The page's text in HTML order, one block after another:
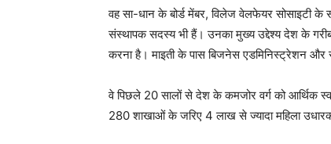
वह सा-धान के बोर्ड मेंबर, विलेज वेलफेयर सोसाइटी
संस्थापक सदस्य भी हैं। उनका मुख्य उद्देश्य देश के
करना है। माइती के पास बिजनेस एडमिनिस्ट्रेशन और
वे पिछले 20 सालों से देश के कमजोर वर्ग को आर्थिक
280 शाखाओं के जरिए 4 लाख से ज्यादा महिला